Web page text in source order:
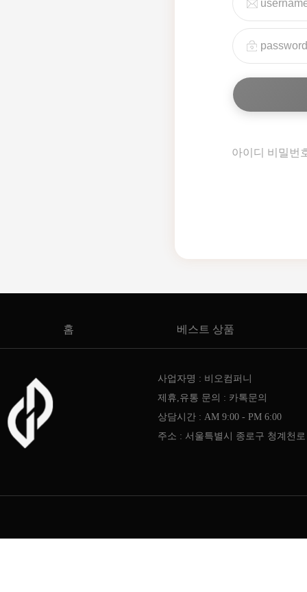
아이디 비밀번
홈 베스트 상품
사업자명 : 비오컴퍼니
제휴,유통 문의 : 카톡문의
상담시간 : AM 9:00 - PM 6:00
주소 : 서울특별시 종로구 청계천로